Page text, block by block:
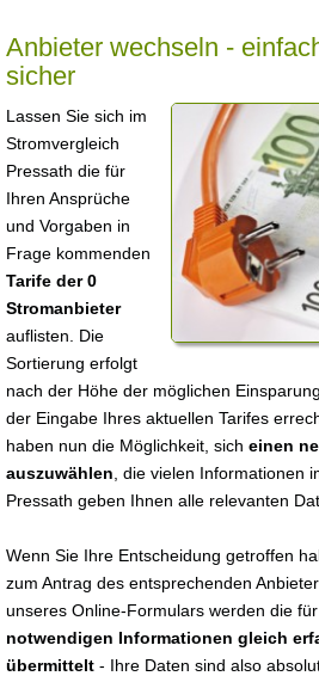
Anbieter wechseln -
sicher
Lassen Sie sich im
Stromvergleich
Pressath die für
Ihren Ansprüche
und Vorgaben in
Frage kommenden
Tarife der 0
Stromanbieter
auflisten. Die
Sortierung erfolgt
nach der Höhe der möglichen
der Eingabe Ihres aktuellen Tarifes
haben nun die Möglichkeit, sich einen
auszuwählen , die vielen Informationen
Pressath geben Ihnen alle relevanten
Wenn Sie Ihre Entscheidung getroffen
zum Antrag des entsprechenden
unseres Online-Formulars werden die
notwendigen Informationen gleich
übermittelt - Ihre Daten sind also